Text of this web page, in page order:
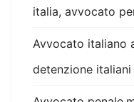
italia, avvocato
Avvocato italiano
detenzione italiani